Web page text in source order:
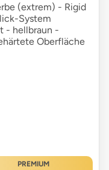
(extrem) - Rigid
System
- hellbraun -
Oberfläche
PREMIUM